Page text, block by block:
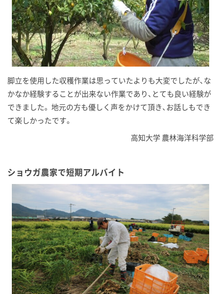
脚立を使用した収穫作業は思っていたよりも大変でしたが、な
かなか経験することが出来ない作業であり、とても良い経験が
できました。 地元の方も優しく声をかけて頂き、お話しもでき
て楽しかったです。
高知大学 農林海洋科学部
ショウガ農家で短期アルバイト